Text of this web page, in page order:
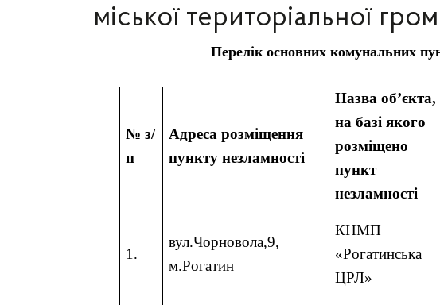
міської територіальної
Перелік основних комунальних
№ з/
п
Адреса розміщення
пункту незламності
Назва об’єкта,
на базі якого
розміщено
пункт
незламності
1.
вул.Чорновола,9,
м.Рогатин
КНМП
«Рогатинська
ЦРЛ»